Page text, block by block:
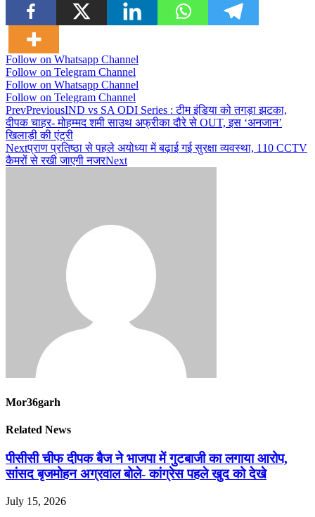
Follow on Whatsapp Channel
Follow on Telegram Channel
Follow on Whatsapp Channel
Follow on Telegram Channel
PrevPreviousIND vs SA ODI Series : टीम इंडिया को तगड़ा झटका,
दीपक चाहर- मोहम्मद शमी साउथ अफ्रीका दौरे से OUT, इस ‘अनजान’
ख‍िलाड़ी की एंट्री
Nextप्राण प्रतिष्ठा से पहले अयोध्या में बढ़ाई गई सुरक्षा व्यवस्था, 110 CCTV
कैमरों से रखी जाएगी नजरNext
Mor36garh
Related News
पीसीसी चीफ दीपक बैज ने भाजपा में गुटबाजी का लगाया आरोप,
सांसद बृजमोहन अग्रवाल बोले- कांग्रेस पहले खुद को देखे
July 15, 2026